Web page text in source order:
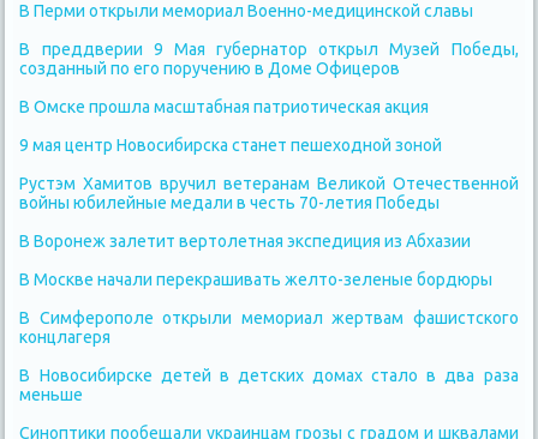
В Перми открыли мемориал Военно-медицинской славы
В преддверии 9 Мая губернатор открыл Музей Победы,
созданный по его поручению в Доме Офицеров
В Омске прошла масштабная патриотическая акция
9 мая центр Новосибирска станет пешеходной зоной
Рустэм Хамитов вручил ветеранам Великой Отечественной
войны юбилейные медали в честь 70-летия Победы
В Воронеж залетит вертолетная экспедиция из Абхазии
В Москве начали перекрашивать желто-зеленые бордюры
В Симферополе открыли мемориал жертвам фашистского
концлагеря
В Новосибирске детей в детских домах стало в два раза
меньше
Синоптики пообещали украинцам грозы с градом и шквалами